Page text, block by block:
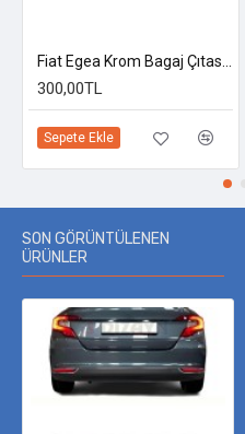
300,00TL
Sepete Ekle
SON GÖRÜNTÜLENEN
ÜRÜNLER